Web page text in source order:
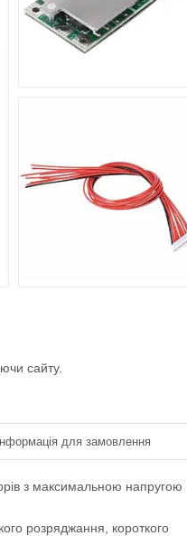
сайту.
Інформація для замовлення
з максимальною напругою
розряджання, короткого